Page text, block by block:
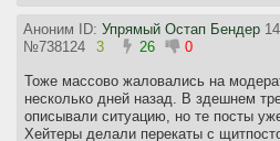
возможность нормально перекатить
Каринофагов прошу не гнать меня.
одна беда.
Аноним ID: Упрямый Остап Бендер
№738124 3 26 0
Тоже массово жаловались на
несколько дней назад. В здешнем
описывали ситуацию, но те посты
Хейтеры делали перекаты с